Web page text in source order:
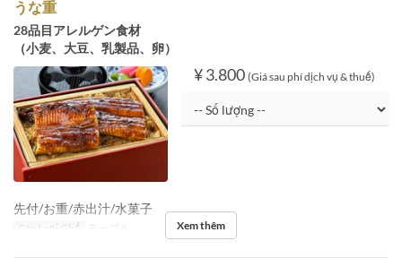
うな重
28品目アレルゲン食材
（小麦、大豆、乳製品、卵）
¥ 3.800 (Giá sau phí dịch vụ & thuế)
先付/お重/赤出汁/水菓子
Các Loại Ghế テーブル Xem thêm